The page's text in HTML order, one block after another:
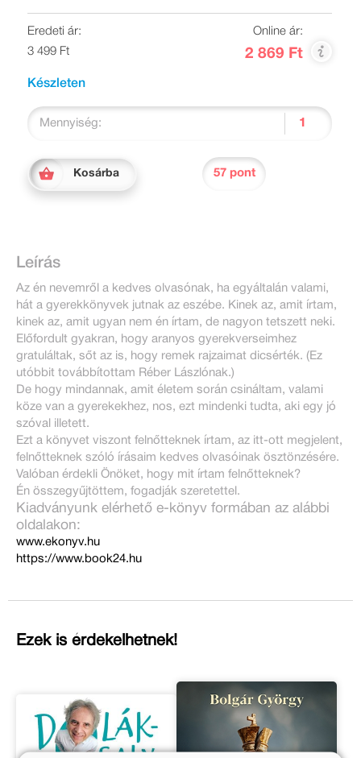
Eredeti ár:
3 499 Ft
Online ár:
2 869 Ft
Készleten
Mennyiség:
Kosárba 57 pont
Leírás
Az én nevemről a kedves olvasónak, ha egyáltalán valami,
hát a gyerekkönyvek jutnak az eszébe. Kinek az, amit írtam,
kinek az, amit ugyan nem én írtam, de nagyon tetszett neki.
Előfordult gyakran, hogy aranyos gyerekverseimhez
gratuláltak, sőt az is, hogy remek rajzaimat dicsérték. (Ez
utóbbit továbbítottam Réber Lászlónak.)
De hogy mindannak, amit életem során csináltam, valami
köze van a gyerekekhez, nos, ezt mindenki tudta, aki egy jó
szóval illetett.
Ezt a könyvet viszont felnőtteknek írtam, az itt-ott megjelent,
felnőtteknek szóló írásaim kedves olvasóinak ösztönzésére.
Valóban érdekli Önöket, hogy mit írtam felnőtteknek?
Én összegyűjtöttem, fogadják szeretettel.
Kiadványunk elérhető e-könyv formában az alábbi
oldalakon:
www.ekonyv.hu
https://www.book24.hu
Ezek is érdekelhetnek!